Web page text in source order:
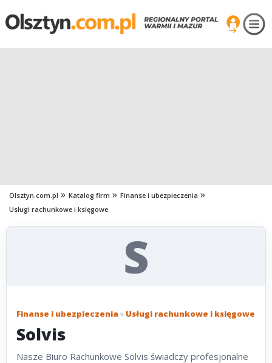
Olsztyn.com.pl Katalog firm
Finanse i ubezpieczenia
Usługi rachunkowe i księgowe
S
Finanse i ubezpieczenia » Usługi rachunkowe i księgowe
Solvis
Nasze Biuro Rachunkowe Solvis świadczy profesjonalne